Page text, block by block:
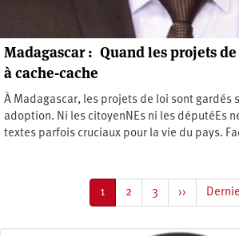
Madagascar : Quand les projets
à cache-cache
À Madagascar, les projets de loi sont gardés
adoption. Ni les citoyenNEs ni les députéEs
textes parfois cruciaux pour la vie du pays.
Page
courante
1 Page
2 Page
3
Page
suivante
››
page